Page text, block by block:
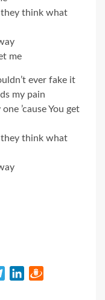
they think what
me
ever fake it
my pain
’cause You get
they think what
TelegramLinkedIn